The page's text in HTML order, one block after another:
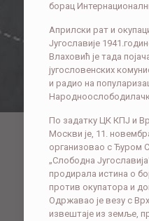
борац
Априлски рат и
Југославије
Влаховић је тада
југословенских
и радио на
По задатку ЦК КПЈ и
Москви је, 11.
организовао с Ђуром
„Слободна
продирала истина о
против окупатора и
Одржавао је везу с
извештаје из земље,